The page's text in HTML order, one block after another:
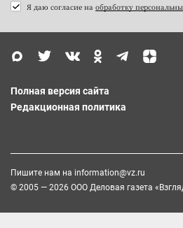
Я даю согласие на обработку
Полная версия сайта
Редакционная политика
Пишите нам на information@vz.ru
© 2005 — 2026 ООО Деловая газета